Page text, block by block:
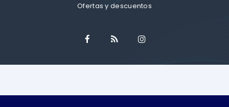
Ofertas y descuentos